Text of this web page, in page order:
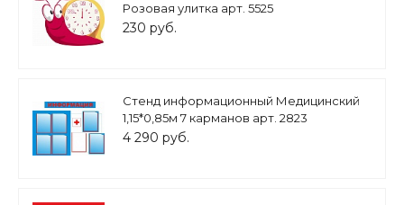
Розовая улитка арт. 5525
230 руб.
Стенд информационный Медицинский
1,15*0,85м 7 карманов арт. 2823
4 290 руб.